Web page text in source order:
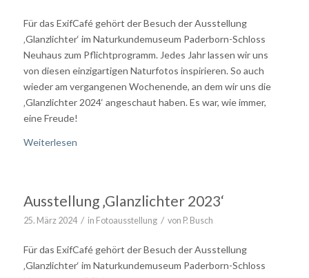
Für das ExifCafé gehört der Besuch der Ausstellung
‚Glanzlichter‘ im Naturkundemuseum Paderborn-Schloss
Neuhaus zum Pflichtprogramm. Jedes Jahr lassen wir uns
von diesen einzigartigen Naturfotos inspirieren. So auch
wieder am vergangenen Wochenende, an dem wir uns die
‚Glanzlichter 2024‘ angeschaut haben. Es war, wie immer,
eine Freude!
Weiterlesen
Ausstellung ‚Glanzlichter 2023‘
25. März 2024 / in Fotoausstellung / von P. Busch
Für das ExifCafé gehört der Besuch der Ausstellung
‚Glanzlichter‘ im Naturkundemuseum Paderborn-Schloss